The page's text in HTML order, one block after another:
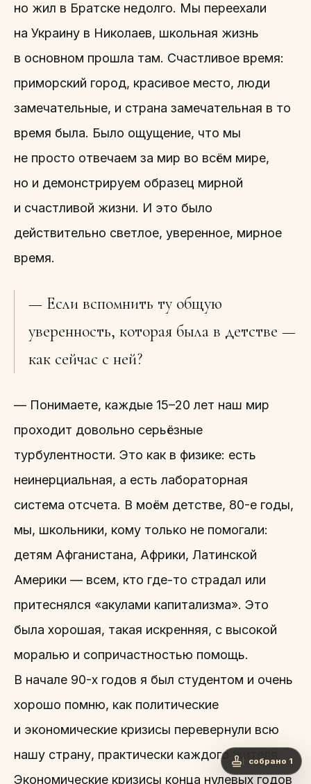
но жил в Братске недолго. Мы переехали
на Украину в Николаев, школьная жизнь
в основном прошла там. Счастливое время:
приморский город, красивое место, люди
замечательные, и страна замечательная в то
время была. Было ощущение, что мы
не просто отвечаем за мир во всём мире,
но и демонстрируем образец мирной
и счастливой жизни. И это было
действительно светлое, уверенное, мирное
время.
— Если вспомнить ту общую
уверенность, которая была в детстве —
как сейчас с ней?
— Понимаете, каждые 15–20 лет наш мир
проходит довольно серьёзные
турбулентности. Это как в физике: есть
неинерциальная, а есть лабораторная
система отсчета. В моём детстве, 80-е годы,
мы, школьники, кому только не помогали:
детям Афганистана, Африки, Латинской
Америки — всем, кто где-то страдал или
притеснялся «акулами капитализма». Это
была хорошая, такая искренняя, с высокой
моралью и сопричастностью помощь.
В начале 90-х годов я был студентом и очень
хорошо помню, как политические
и экономические кризисы перевернули всю
нашу страну, практически каждого жителя.
Экономические кризисы конца нулевых годов
собрано 1